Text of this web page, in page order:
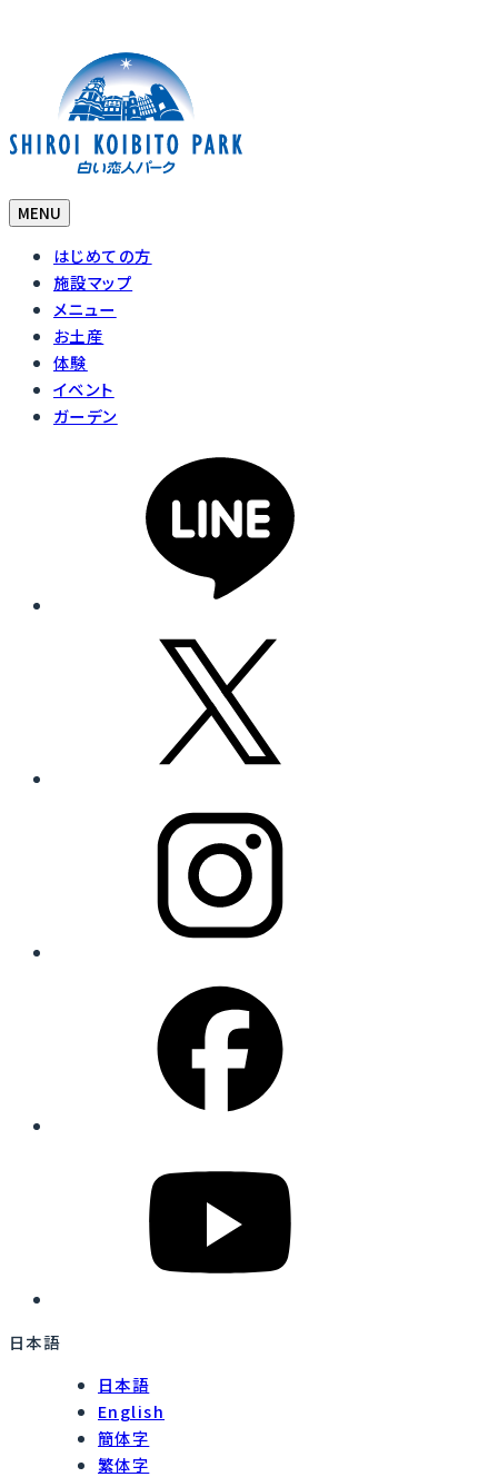
MENU
はじめての方
施設マップ
メニュー
お土産
体験
イベント
ガーデン
日本語
日本語
English
簡体字
繁体字